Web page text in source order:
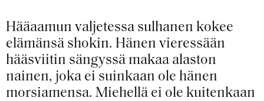
Hääaamun valjetessa sulhanen kokee
elämänsä shokin. Hänen vieressään
hääsviitin sängyssä makaa alaston
nainen, joka ei suinkaan ole hänen
morsiamensa. Miehellä ei ole kuitenkaan